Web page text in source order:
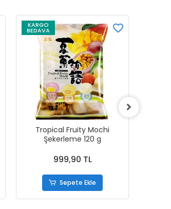
KARGO
BEDAVA
Tropical Fruity Mochi
Şekerleme 120 g
999,90 TL
Sepete Ekle